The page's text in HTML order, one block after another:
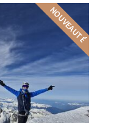
NOUVEAUTÉ